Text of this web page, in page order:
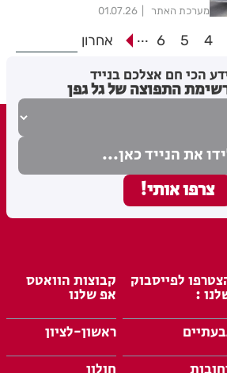
מערכת האתר 01.07.26
4
5
6
... אחרון
הכי חם אצלכם בנייד
התפוצה של גל גפן
לפייסבוק
:
קבוצות הוואטס
אפ שלנו
ראשון-לציון